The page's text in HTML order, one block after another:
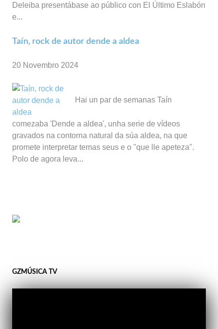
Deleiba presentábase ao público con El Último Eslabón
e...
Taín, rock de autor dende a aldea
20 Novembro 2024
Hai un par de semanas Taín
comezaba 'Dende a aldea', unha serie de vídeos
gravados na contorna natural da súa aldea, na que
promete interpretar temas seus e o "que lle apeteza".
Polo de agora leva...
GZMÚSICA TV